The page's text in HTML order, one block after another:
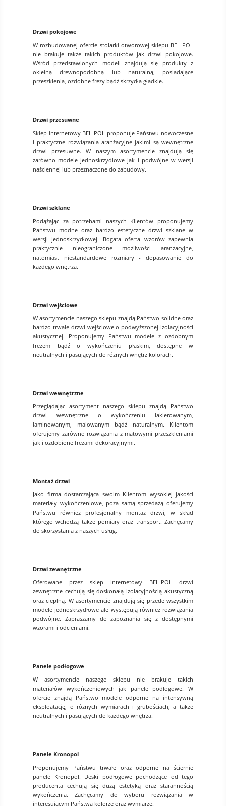
Drzwi pokojowe
W rozbudowanej ofercie stolarki otworowej sklepu BEL-POL
nie brakuje także takich produktów jak drzwi pokojowe.
Wśród przedstawionych modeli znajdują się produkty z
okleiną drewnopodobną lub naturalną, posiadające
przeszklenia, ozdobne frezy bądź skrzydła gładkie.
Drzwi przesuwne
Sklep internetowy BEL-POL proponuje Państwu nowoczesne
i praktyczne rozwiązania aranżacyjne jakimi są wewnętrzne
drzwi przesuwne. W naszym asortymencie znajdują się
zarówno modele jednoskrzydłowe jak i podwójne w wersji
naściennej lub przeznaczone do zabudowy.
Drzwi szklane
Podążając za potrzebami naszych Klientów proponujemy
Państwu modne oraz bardzo estetyczne drzwi szklane w
wersji jednoskrzydłowej. Bogata oferta wzorów zapewnia
praktycznie nieograniczone możliwości aranżacyjne,
natomiast niestandardowe rozmiary - dopasowanie do
każdego wnętrza.
Drzwi wejściowe
W asortymencie naszego sklepu znajdą Państwo solidne oraz
bardzo trwałe drzwi wejściowe o podwyższonej izolacyjności
akustycznej. Proponujemy Państwu modele z ozdobnym
frezem bądź o wykończeniu płaskim, dostępne w
neutralnych i pasujących do różnych wnętrz kolorach.
Drzwi wewnętrzne
Przeglądając asortyment naszego sklepu znajdą Państwo
drzwi wewnętrzne o wykończeniu lakierowanym,
laminowanym, malowanym bądź naturalnym. Klientom
oferujemy zarówno rozwiązania z matowymi przeszkleniami
jak i ozdobione frezami dekoracyjnymi.
Montaż drzwi
Jako firma dostarczająca swoim Klientom wysokiej jakości
materiały wykończeniowe, poza samą sprzedażą oferujemy
Państwu również profesjonalny montaż drzwi, w skład
którego wchodzą także pomiary oraz transport. Zachęcamy
do skorzystania z naszych usług.
Drzwi zewnętrzne
Oferowane przez sklep internetowy BEL-POL drzwi
zewnętrzne cechują się doskonałą izolacyjnością akustyczną
oraz cieplną. W asortymencie znajdują się przede wszystkim
modele jednoskrzydłowe ale występują również rozwiązania
podwójne. Zapraszamy do zapoznania się z dostępnymi
wzorami i odcieniami.
Panele podłogowe
W asortymencie naszego sklepu nie brakuje takich
materiałów wykończeniowych jak panele podłogowe. W
ofercie znajdą Państwo modele odporne na intensywną
eksploatację, o różnych wymiarach i grubościach, a także
neutralnych i pasujących do każdego wnętrza.
Panele Kronopol
Proponujemy Państwu trwałe oraz odporne na ściernie
panele Kronopol. Deski podłogowe pochodzące od tego
producenta cechują się dużą estetyką oraz starannością
wykończenia. Zachęcamy do wyboru rozwiązania w
interesującym Państwa kolorze oraz wymiarze.